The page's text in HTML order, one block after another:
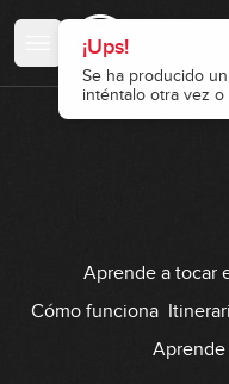
¡Ups!
Se ha producido
inténtalo otra vez
Aprende a tocar
Cómo funciona
Aprende